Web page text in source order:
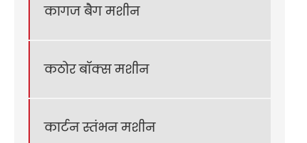
कागज बैग मशीन
कठोर बॉक्स मशीन
कार्टन स्तंभन मशीन